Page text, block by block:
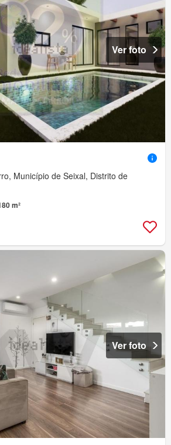
Ver foto
Município de Seixal, Distrito de
m²
Ver foto